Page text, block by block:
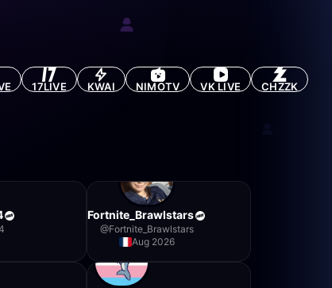
17LIVE KWAI NIMOTV VK LIVE
CHZZK
Fortnite_Brawlstars
@Fortnite_Brawlstars
Aug 2026